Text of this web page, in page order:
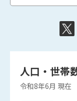
人口・世帯
令和8年6月 現在